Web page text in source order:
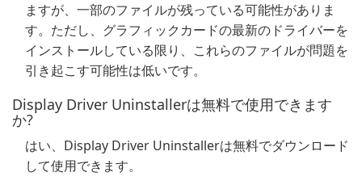
ますが、一部のファイルが残っている可能性がありま
す。ただし、グラフィックカードの最新のドライバーを
インストールしている限り、これらのファイルが問題を
引き起こす可能性は低いです。
Display Driver Uninstallerは無料で使用できます
か?
はい、Display Driver Uninstallerは無料でダウンロード
して使用できます。